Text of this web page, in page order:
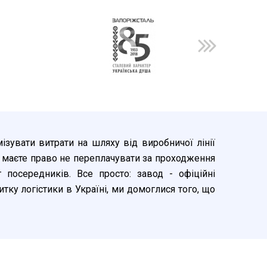
витрати на шляху від виробничої лінії
право не переплачувати за проходження
Все просто: завод - офіційні
логістики в Україні, ми домоглися того, що
отримати драбину, наприклад - в Харкові,